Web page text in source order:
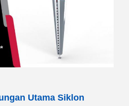
Utama Siklon